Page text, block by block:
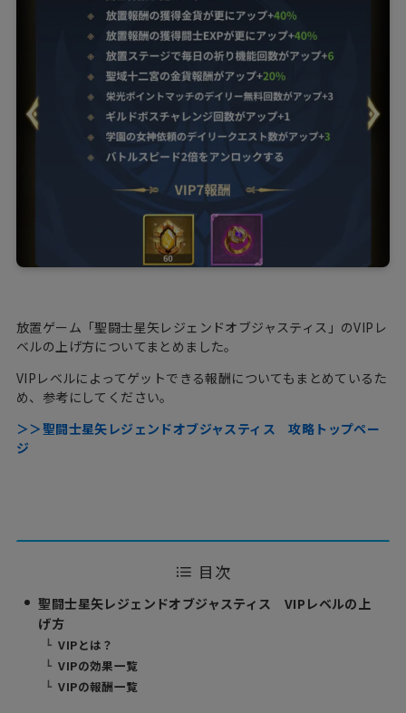
放置ゲーム「聖闘士星矢レジェンドオブジャスティス」のVIPレ
ベルの上げ方についてまとめました。
VIPレベルによってゲットできる報酬についてもまとめているた
め、参考にしてください。
＞＞聖闘士星矢レジェンドオブジャスティス 攻略トップペー
ジ
目次
聖闘士星矢レジェンドオブジャスティス VIPレベルの上
げ方
VIPとは？
VIPの効果一覧
VIPの報酬一覧